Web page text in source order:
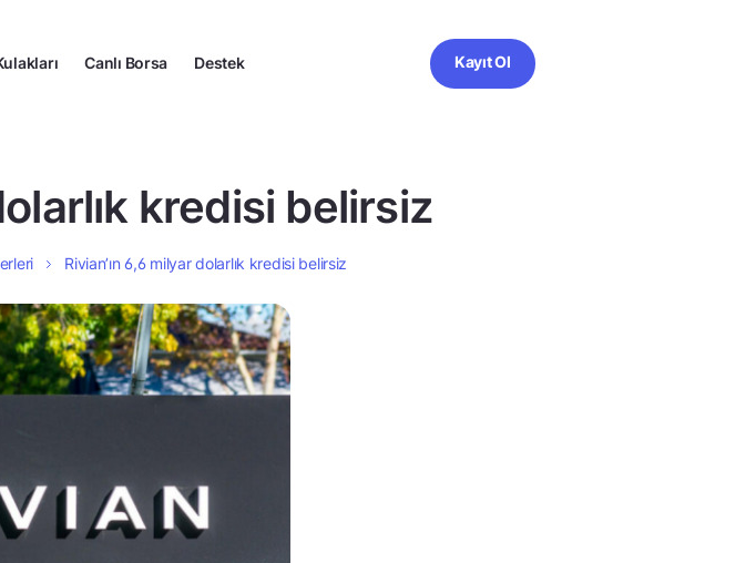
Canlı Borsa Destek Kayıt Ol
kredisi belirsiz
Rivian’ın 6,6 milyar dolarlık kredisi belirsiz